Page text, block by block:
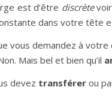
est d’être discrète
dans votre tête
vous demandez à votre
Mais bel et bien qu’il
devez transférer ou